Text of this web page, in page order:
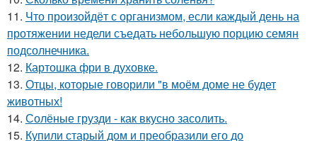
11. Что произойдёт с организмом, если каждый день на
протяжении недели съедать небольшую порцию семян
подсолнечника.
12. Картошка фри в духовке.
13. Отцы, которые говорили "в моём доме не будет
животных!
14. Солёные грузди - как вкусно засолить.
15. Купили старый дом и преобразили его до